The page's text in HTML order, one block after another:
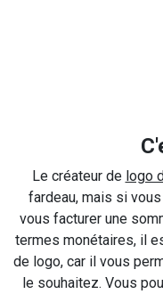
Le créateur de logo
fardeau, mais si
vous facturer une
termes monétaires, il
de logo, car il vous
le souhaitez. Vous